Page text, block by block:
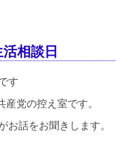
活相談日
す
党の控え室です。
お話をお聞きします。